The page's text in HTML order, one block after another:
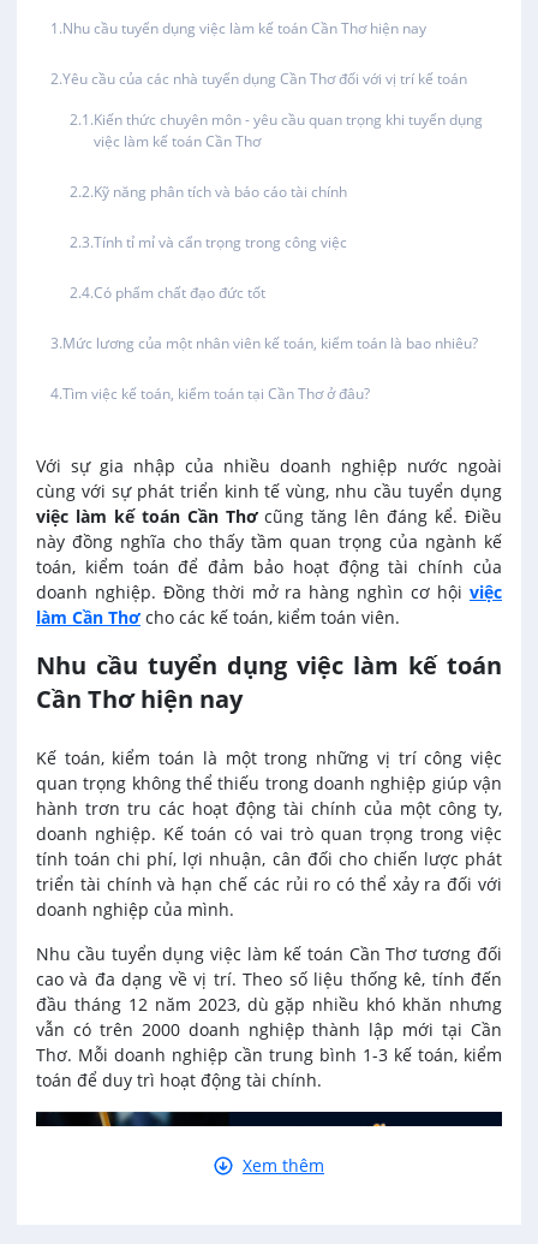
Điện / Điện tử / Điện lạnh
Văn Phòng
In ấn / Xuất bản
Lao Động Phổ Thông
Lễ tân
May mặc
Kiến trúc
Ngân hàng
Ngành khác
Nhà hàng / Khách sạn
Nội ngoại thất
Thủy Sản
Quản lý chất lượng (QA/QC)
Việc làm tại An Bình
Việc làm tại Thới An Đông
Việc làm tại Phước Thới
Việc làm tại Thới Long
Việc làm tại Trung Nhất
Việc làm tại Thuận Hưng
Việc làm tại Vị Thanh
Việc làm tại Vị Thủy
Việc làm tại Long Bình
Việc làm tại Long Mỹ
Việc làm tại Long Phú 1
Việc làm tại Đại Thành
Việc làm tại Ngã Bảy
Với sự gia nhập của nhiều doanh nghiệp nước ngoài
cùng với sự phát triển kinh tế vùng, nhu cầu tuyển dụng
việc làm kế toán Cần Thơcũng tăng lên đáng kể. Điều
này đồng nghĩa cho thấy tầm quan trọng của ngành kế
toán, kiểm toán để đảm bảo hoạt động tài chính của
doanh nghiệp. Đồng thời mở ra hàng nghìn cơ hội việc
làm Cần Thơ cho các kế toán, kiểm toán viên.
Nhu cầu tuyển dụng việc làm kế toán
Cần Thơ hiện nay
Kế toán, kiểm toán là một trong những vị trí công việc
quan trọng không thể thiếu trong doanh nghiệp giúp vận
hành trơn tru các hoạt động tài chính của một công ty,
doanh nghiệp. Kế toán có vai trò quan trọng trong việc
tính toán chi phí, lợi nhuận, cân đối cho chiến lược phát
triển tài chính và hạn chế các rủi ro có thể xảy ra đối với
doanh nghiệp của mình.
Nhu cầu tuyển dụng việc làm kế toán Cần Thơ tương đối
cao và đa dạng về vị trí. Theo số liệu thống kê, tính đến
đầu tháng 12 năm 2023, dù gặp nhiều khó khăn nhưng
vẫn có trên 2000 doanh nghiệp thành lập mới tại Cần
Thơ. Mỗi doanh nghiệp cần trung bình 1-3 kế toán, kiểm
toán để duy trì hoạt động tài chính.
Nhu cầu tuyển dụng việc làm kế toán Cần Thơ hiện nay
Yêu cầu của các nhà tuyển dụng Cần Thơ đối với vị trí kế toán
Kiến thức chuyên môn - yêu cầu quan trọng khi tuyển dụng
việc làm kế toán Cần Thơ
Kỹ năng phân tích và báo cáo tài chính
Tính tỉ mỉ và cẩn trọng trong công việc
Có phẩm chất đạo đức tốt
Mức lương của một nhân viên kế toán, kiểm toán là bao nhiêu?
Tìm việc kế toán, kiểm toán tại Cần Thơ ở đâu?
Xem thêm